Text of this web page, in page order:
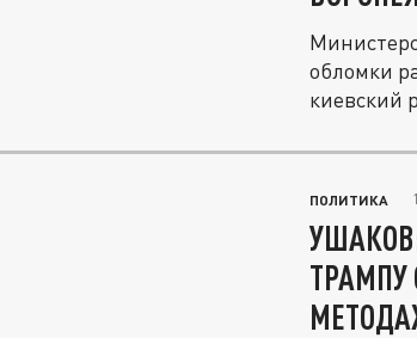
обломки
киевский
ПОЛИТИКА
ТРАМПУ